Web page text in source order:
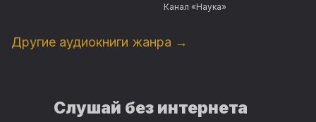
Канал «Наука»
Другие аудиокниги жанра →
Слушай без интернета